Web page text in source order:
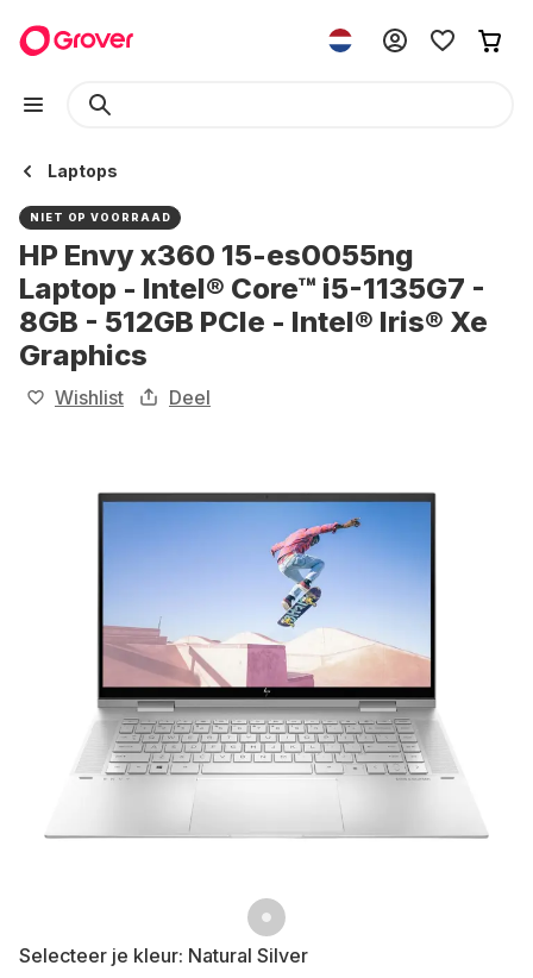
Laptops
NIET OP VOORRAAD
HP Envy x360 15-es0055ng
Laptop - Intel® Core™ i5-1135G7 -
8GB - 512GB PCIe - Intel® Iris® Xe
Graphics
Wishlist Deel
Selecteer je kleur: Natural Silver